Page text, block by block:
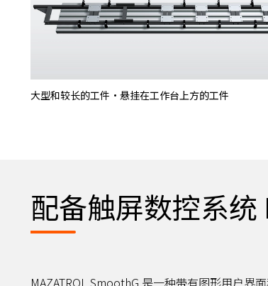
大型和较长的工件・悬挂在工作台上方的工件
配备触屏数控系统
MAZATROL SmoothG 是一种带有图形用户界